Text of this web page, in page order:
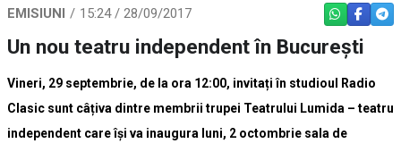
EMISIUNI 15:24 / 28/09/2017 WHATSAPP
Un nou teatru independent în București
Vineri, 29 septembrie, de la ora 12:00, invitați în studioul
Radio
Clasic sunt câțiva dintre membrii trupei Teatrului Lumida – teatru
independent care își va inaugura luni, 2 octombrie sala de